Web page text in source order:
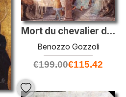
Mort du chevalier de Celano
Benozzo Gozzoli
€199.00€115.42